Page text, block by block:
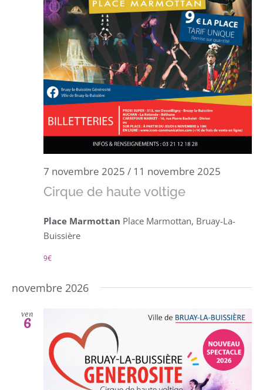
7 novembre 2025 / 11 novembre 2025
Cirque de haute voltige
Place Marmottan Place Marmottan, Bruay-La-
Buissière
9€
novembre 2026
ven
6